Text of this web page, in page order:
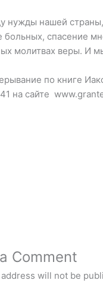
нужды нашей
больных, спасение
молитвах веры. И
по книге
на сайте
Comment
will not be